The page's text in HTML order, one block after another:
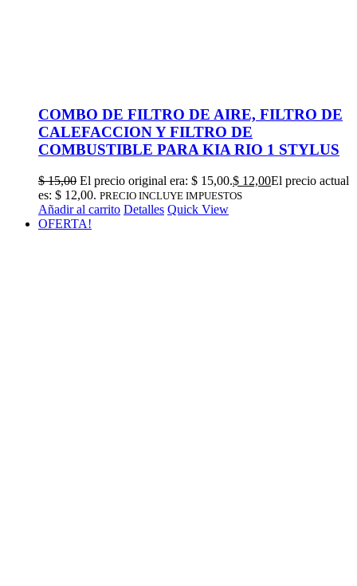
COMBO DE FILTRO DE AIRE, FILTRO DE
CALEFACCION Y FILTRO DE
COMBUSTIBLE PARA KIA RIO 1 STYLUS
$15,00 El precio original era: $ 15,00.$ 12,00El precio actual
es: $ 12,00. PRECIO INCLUYE IMPUESTOS
Añadir al carrito Detalles Quick View
OFERTA!